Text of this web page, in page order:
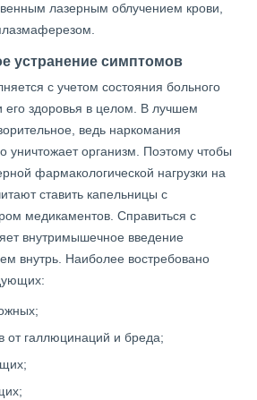
лазерным облучением крови,
устранение симптомов
с учетом состояния больного
здоровья в целом. В лучшем
ведь наркомания
уничтожает организм. Поэтому чтобы
фармакологической нагрузки на
ставить капельницы с
медикаментов. Справиться с
внутримышечное введение
внутрь. Наиболее востребовано
от галлюцинаций и бреда;